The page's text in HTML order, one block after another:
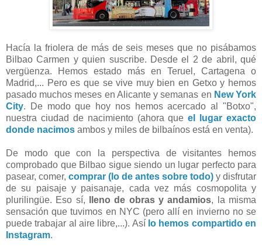
Hacía la friolera de más de seis meses que no pisábamos
Bilbao Carmen y quien suscribe. Desde el 2 de abril, qué
vergüenza. Hemos estado más en Teruel, Cartagena o
Madrid,... Pero es que se vive muy bien en Getxo y hemos
pasado muchos meses en Alicante y semanas en New York
City. De modo que hoy nos hemos acercado al "Botxo",
nuestra ciudad de nacimiento (ahora queel lugar exacto
donde nacimos ambos y miles de bilbaínos está en venta).
De modo que con la perspectiva de visitantes hemos
comprobado que Bilbao sigue siendo un lugar perfecto para
pasear, comer, comprar (lo de antes sobre todo) y disfrutar
de su paisaje y paisanaje, cada vez más cosmopolita y
plurilingüe. Eso sí,
lleno de obras y andamios, la misma
sensación que tuvimos en NYC (pero allí en invierno no se
puede trabajar al aire libre,...). Así lo hemos compartido en
Instagram.